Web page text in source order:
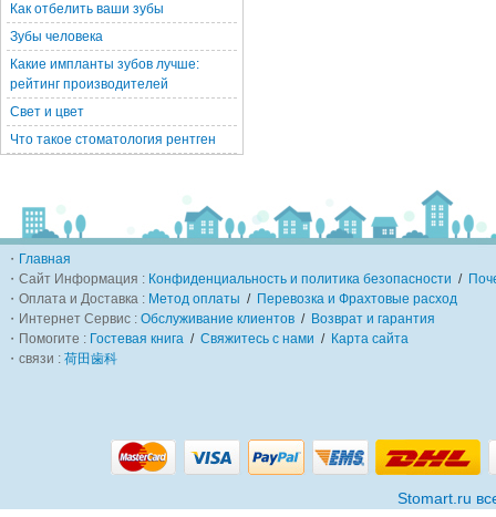
Как отбелить ваши зубы
Зубы человека
Какие импланты зубов лучше:
рейтинг производителей
Свет и цвет
Что такое стоматология рентген
・ Главная
・Сайт Информация : Конфиденциальность и политика безопасности /
・Оплата и Доставка : Метод оплаты / Перевозка и Фрахтовые расход
・Интернет Сервис : Обслуживание клиентов / Возврат и гарантия
・Помогите : Гостевая книга / Свяжитесь с нами / Карта сайта
・связи : 荷田歯科
Stomart.ru